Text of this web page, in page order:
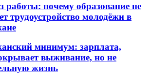
работы: почему образование не
трудоустройство молодёжи в
минимум: зарплата,
выживание, но не
жизнь